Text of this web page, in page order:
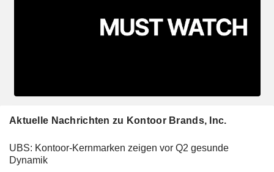
Aktuelle Nachrichten zu Kontoor Brands, Inc.
UBS: Kontoor-Kernmarken zeigen vor Q2 gesunde
Dynamik